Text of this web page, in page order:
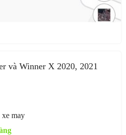
và Winner X 2020, 2021
may